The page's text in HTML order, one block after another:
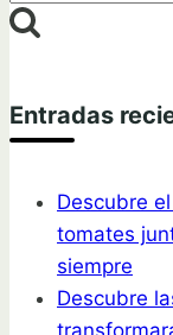
Entradas
Descubre
tomates
siempre
Descubre